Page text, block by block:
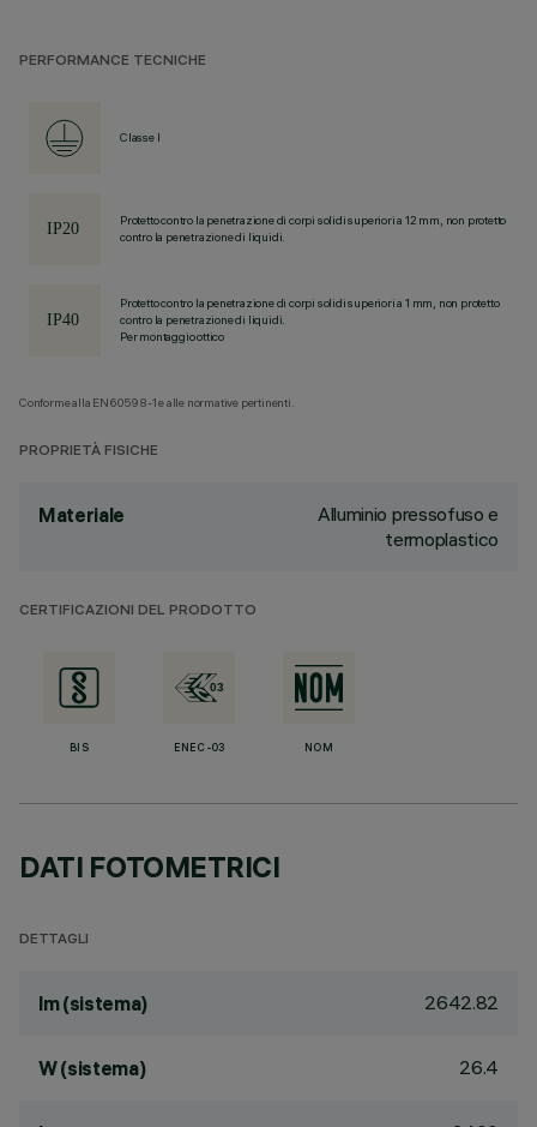
PERFORMANCE TECNICHE
Classe I
Protetto contro la penetrazione di corpi solidi superiori a 12 mm, non protetto
contro la penetrazione di liquidi.
Protetto contro la penetrazione di corpi solidi superiori a 1 mm, non protetto
contro la penetrazione di liquidi.
Per montaggio ottico
Conforme alla EN60598-1 e alle normative pertinenti.
PROPRIETÀ FISICHE
Materiale
Alluminio pressofuso e
termoplastico
CERTIFICAZIONI DEL PRODOTTO
BIS ENEC-03 NOM
DATI FOTOMETRICI
DETTAGLI
lm (sistema) 2642.82
W (sistema) 26.4